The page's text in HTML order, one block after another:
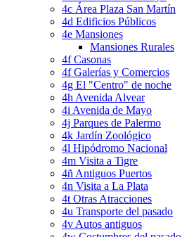
4c Área Plaza San Martín
4d Edificios Públicos
4e Mansiones
Mansiones Rurales
4f Casonas
4f Galerías y Comercios
4g El "Centro" de noche
4h Avenida Alvear
4i Avenida de Mayo
4j Parques de Palermo
4k Jardín Zoológico
4l Hipódromo Nacional
4m Visita a Tigre
4ñ Antiguos Puertos
4n Visita a La Plata
4t Otras Atracciones
4u Transporte del pasado
4v Autos antiguos